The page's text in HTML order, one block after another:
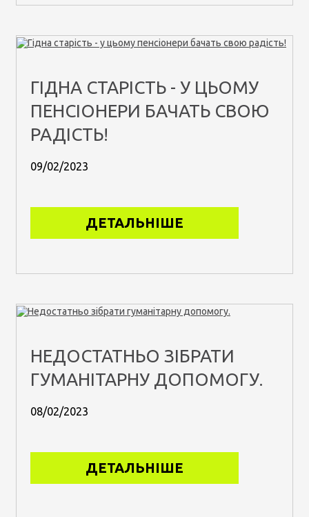
ГІДНА СТАРІСТЬ - У ЦЬОМУ
ПЕНСІОНЕРИ БАЧАТЬ СВОЮ
РАДІСТЬ!
09/02/2023
ДЕТАЛЬНІШЕ
НЕДОСТАТНЬО ЗІБРАТИ
ГУМАНІТАРНУ ДОПОМОГУ.
08/02/2023
ДЕТАЛЬНІШЕ